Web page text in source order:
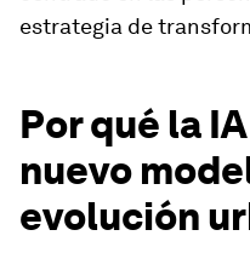
estrategia de
Por qué la
nuevo
evolución